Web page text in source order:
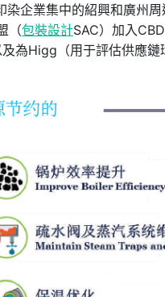
企業集中的紹興和廣州
（包裝設計SAC）加入
為Higg（用于評估供應